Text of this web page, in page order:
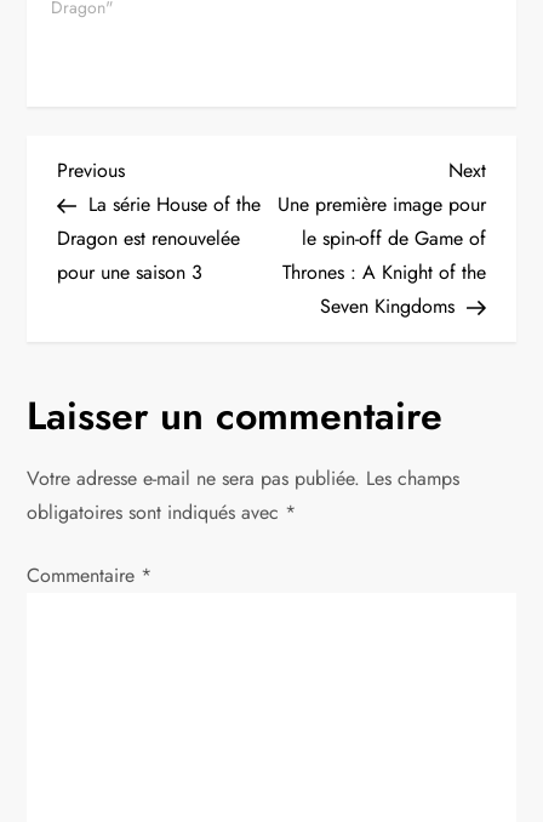
Dragon"
N
a
v
g
a
t
i
Previous
Post
Previous
La série House of the
Dragon est renouvelée
pour une saison 3
Next
Post
Next
Une première image pour
le spin-off de Game of
Thrones : A Knight of the
Seven Kingdoms
Laisser un commentaire
Votre adresse e-mail ne sera pas publiée. Les champs
obligatoires sont indiqués avec *
Commentaire *